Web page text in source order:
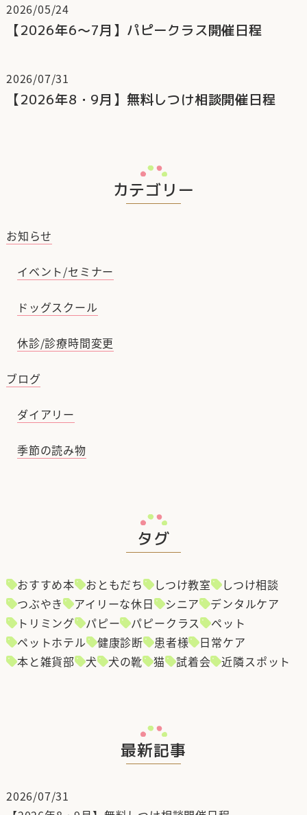
【2026年6～7月】パピークラス開催日程
2026/05/24
【2026年8・9月】無料しつけ相談開催日程
2026/07/31
カテゴリー
お知らせ
イベント/セミナー
ドッグスクール
休診/診療時間変更
ブログ
ダイアリー
季節の読み物
タグ
おすすめ本 おともだち しつけ教室
しつけ相談
つぶやき
アイリーな休日 シニア
デンタルケア
トリミング
パピー パピークラス
ペット
ペットホテル
健康診断 患者様
日常ケア
本と雑貨部
犬 犬の靴 猫 試着会 近隣スポット
最新記事
2026/07/31